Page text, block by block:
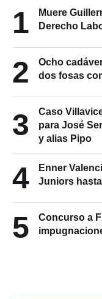
1
Muere
Derecho
2
Ocho
dos fosas
3
Caso
para José
y alias Pipo
4
Enner
Juniors
5
Concurso a